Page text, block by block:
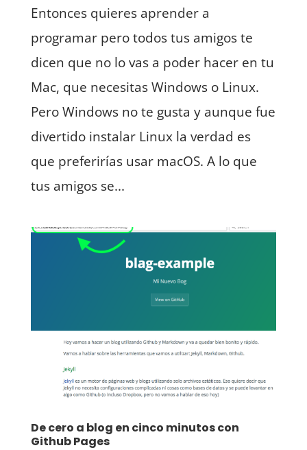
Entonces quieres aprender a
programar pero todos tus amigos te
dicen que no lo vas a poder hacer en tu
Mac, que necesitas Windows o Linux.
Pero Windows no te gusta y aunque fue
divertido instalar Linux la verdad es
que preferirías usar macOS. A lo que
tus amigos se...
De cero a blog en cinco minutos con
Github Pages